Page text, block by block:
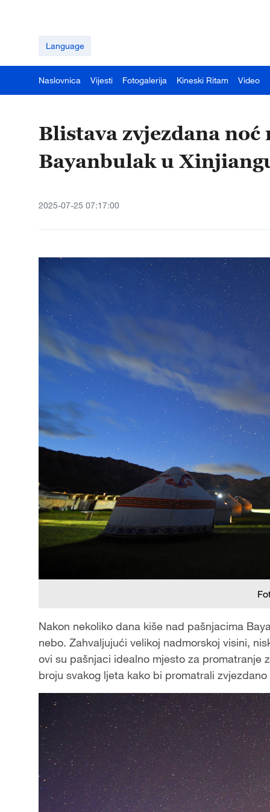
Language
Naslovnica Vijesti Fotogalerija Kineski Ritam Video
Blistava zvjezdana noć
Bayanbulak u
2025-07-25 07:17:00
Nakon nekoliko dana kiše nad pašnjacima
nebo. Zahvaljujući velikoj nadmorskoj visini,
ovi su pašnjaci idealno mjesto za promatranje
broju svakog ljeta kako bi promatrali